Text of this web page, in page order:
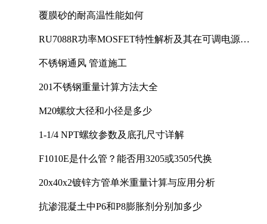
覆膜砂的耐高温性能如何
RU7088R功率MOSFET特性解析及其在可调电源设
不锈钢通风 管道施工
201不锈钢重量计算方法大全
M20螺纹大径和小径是多少
1-1/4 NPT螺纹参数及底孔尺寸详解
F1010E是什么管？能否用3205或3505代换
20x40x2镀锌方管单米重量计算与应用分析
抗渗混凝土中P6和P8膨胀剂分别加多少